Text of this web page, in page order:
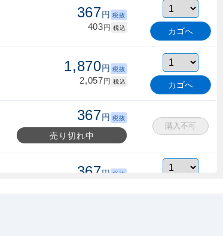
367円 税抜
403円 税込 カゴへ
1,870円 税抜
2,057円 税込 カゴへ
367円 税抜
売り切れ中
購入不可
367円 税抜